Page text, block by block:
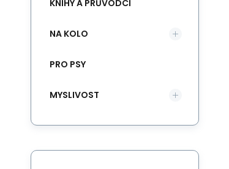
KNIHY A PRŮVODCI
NA KOLO
PRO PSY
MYSLIVOST